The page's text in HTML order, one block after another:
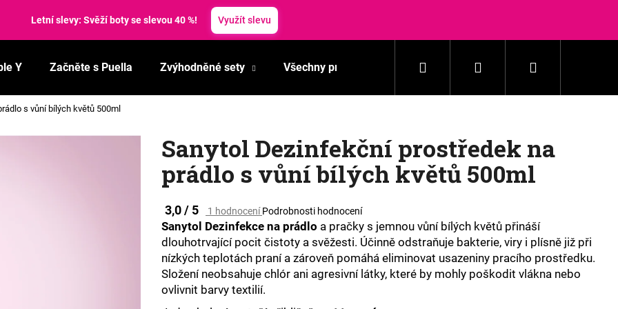
Letní slevy: Svěží boty se slevou 40 %! Využít slevu
Y Začněte s Puella Zvýhodněné sety Všechny produkty Praní Domácnost
Hledat PřihlášeníNákupní
s vůní bílých květů 500ml
Sanytol Dezinfekční prostředek na
prádlo s vůní bílých květů 500ml
Průměrné
hodnocení
produktu
je
3,0
z
5
3,0 / 5 1 hodnocení Podrobnosti hodnocení
Sanytol Dezinfekce na prádlo a pračky s jemnou vůní bílých květů přináší
dlouhotrvající pocit čistoty a svěžesti. Účinně odstraňuje bakterie, viry i plísně již při
nízkých teplotách praní a zároveň pomáhá eliminovat usazeniny pracího prostředku.
Složení neobsahuje chlór ani agresivní látky, které by mohly poškodit vlákna nebo
ovlivnit barvy textilií.
Co potřebujete najít?